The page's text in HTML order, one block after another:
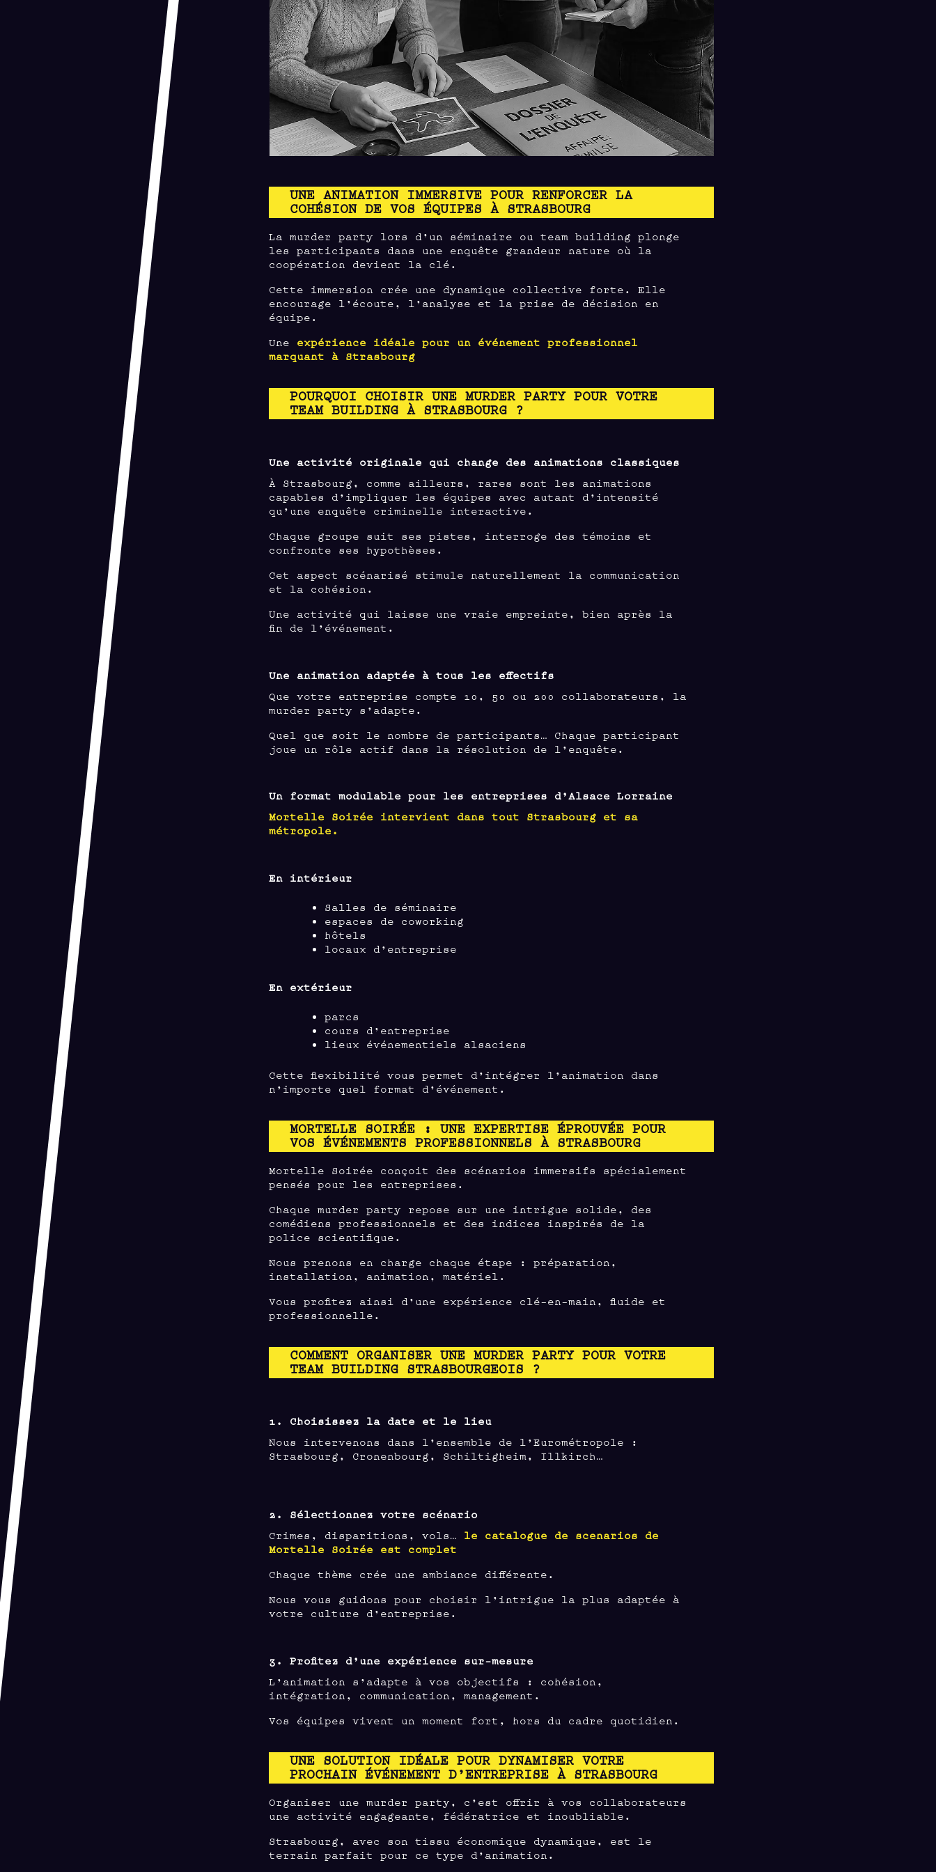
UNE ANIMATION IMMERSIVE POUR RENFORCER LA
COHÉSION DE VOS ÉQUIPES À STRASBOURG
La murder party lors d’un séminaire ou team building plonge
les participants dans une enquête grandeur nature où la
coopération devient la clé.
Cette immersion crée une dynamique collective forte. Elle
encourage l’écoute, l’analyse et la prise de décision en
équipe.
Une expérience idéale pour un événement professionnel
marquant à Strasbourg
POURQUOI CHOISIR UNE MURDER PARTY POUR VOTRE
TEAM BUILDING À STRASBOURG ?
Une activité originale qui change des animations classiques
À Strasbourg, comme ailleurs, rares sont les animations
capables d’impliquer les équipes avec autant d’intensité
qu’une enquête criminelle interactive.
Chaque groupe suit ses pistes, interroge des témoins et
confronte ses hypothèses.
Cet aspect scénarisé stimule naturellement la communication
et la cohésion.
Une activité qui laisse une vraie empreinte, bien après la
fin de l’événement.
Une animation adaptée à tous les effectifs
Que votre entreprise compte 10, 50 ou 200 collaborateurs, la
murder party s’adapte.
Quel que soit le nombre de participants… Chaque participant
joue un rôle actif dans la résolution de l’enquête.
Un format modulable pour les entreprises d’Alsace Lorraine
Mortelle Soirée intervient dans tout Strasbourg et sa
métropole.
En intérieur
Salles de séminaire
espaces de coworking
hôtels
locaux d’entreprise
En extérieur
parcs
cours d’entreprise
lieux événementiels alsaciens
Cette flexibilité vous permet d’intégrer l’animation dans
n’importe quel format d’événement.
MORTELLE SOIRÉE : UNE EXPERTISE ÉPROUVÉE POUR
VOS ÉVÉNEMENTS PROFESSIONNELS À STRASBOURG
Mortelle Soirée conçoit des scénarios immersifs spécialement
pensés pour les entreprises.
Chaque murder party repose sur une intrigue solide, des
comédiens professionnels et des indices inspirés de la
police scientifique.
Nous prenons en charge chaque étape : préparation,
installation, animation, matériel.
Vous profitez ainsi d’une expérience clé-en-main, fluide et
professionnelle.
COMMENT ORGANISER UNE MURDER PARTY POUR VOTRE
TEAM BUILDING STRASBOURGEOIS ?
1. Choisissez la date et le lieu
Nous intervenons dans l’ensemble de l’Eurométropole :
Strasbourg, Cronenbourg, Schiltigheim, Illkirch…
2. Sélectionnez votre scénario
Crimes, disparitions, vols… le catalogue de scenarios de
Mortelle Soirée est complet
Chaque thème crée une ambiance différente.
Nous vous guidons pour choisir l’intrigue la plus adaptée à
votre culture d’entreprise.
3. Profitez d’une expérience sur-mesure
L’animation s’adapte à vos objectifs : cohésion,
intégration, communication, management.
Vos équipes vivent un moment fort, hors du cadre quotidien.
UNE SOLUTION IDÉALE POUR DYNAMISER VOTRE
PROCHAIN ÉVÉNEMENT D’ENTREPRISE À STRASBOURG
Organiser une murder party, c’est offrir à vos collaborateurs
une activité engageante, fédératrice et inoubliable.
Strasbourg, avec son tissu économique dynamique, est le
terrain parfait pour ce type d’animation.